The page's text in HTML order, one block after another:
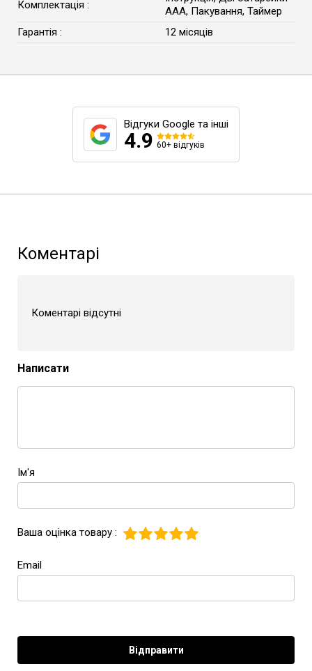
Комплектація :
ААА, Пакування, Таймер
Гарантія :
12 місяців
Відгуки Google та інші
4.9 60+ відгуків
Коментарі
Коментарі відсутні
Написати
Ім'я
Ваша оцінка товару :
Email